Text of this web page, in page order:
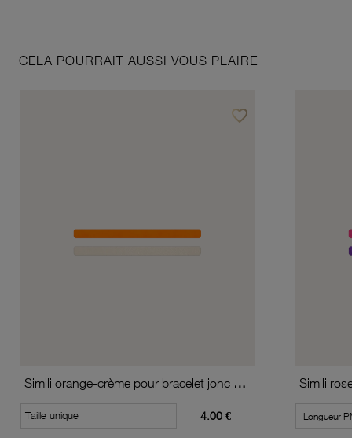
CELA POURRAIT AUSSI VOUS PLAIRE
favorite_borderAjouter à vos favoris
Simili orange-crème pour bracelet jonc enfant Méli Versa, 10mm
Taille unique 4.00 €